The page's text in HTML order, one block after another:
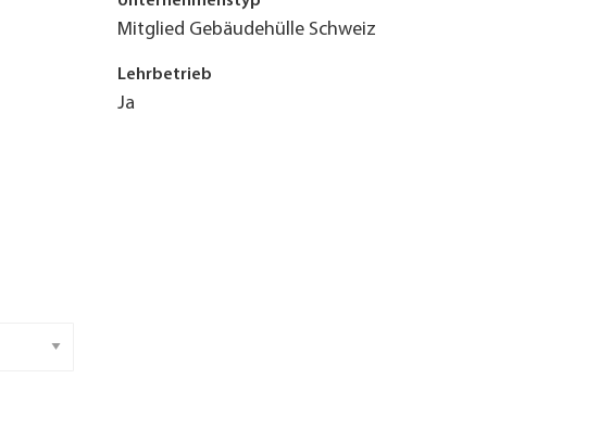
Mitglied Gebäudehülle Schweiz
Lehrbetrieb
Ja